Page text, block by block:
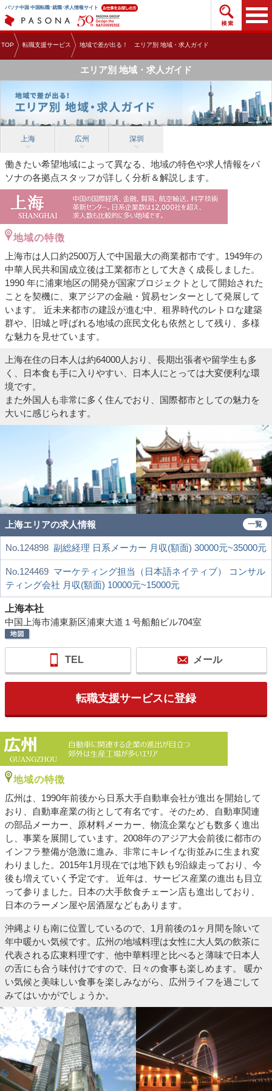
パソナ中国 中国転職･就職･求人情報サイト 求人検
TOP 転職支援サービス 地域で差が出る！ エリア別 地域・求人ガイド
エリア別 地域・求人ガイド
上海 広州 深圳
働きたい希望地域によって異なる、地域の特色や求人情報をパ
ソナの各拠点スタッフが詳しく分析＆解説します。
地域の特徴
上海市は人口約2500万人で中国最大の商業都市です。1949年の
中華人民共和国成立後は工業都市として大きく成長しました。
1990 年に浦東地区の開発が国家プロジェクトとして開始された
ことを契機に、東アジアの金融・貿易センターとして発展して
います。 近未来都市の建設が進む中、租界時代のレトロな建築
群や、旧城と呼ばれる地域の庶民文化も依然として残り、多様
な魅力を見せています。
上海在住の日本人は約64000人おり、長期出張者や留学生も多
く、日本食も手に入りやすい、日本人にとっては大変便利な環
境です。
また外国人も非常に多く住んでおり、国際都市としての魅力を
大いに感じられます。
上海エリアの求人情報 一覧
No.124898 副総経理 日系メーカー 月収(額面) 30000元~35000元
No.124469 マーケティング担当（日本語ネイティブ） コンサル
ティング会社 月収(額面) 10000元~15000元
上海本社
中国上海市浦東新区浦東大道１号船舶ビル704室
TEL メール
転職支援サービスに登録
地域の特徴
広州は、1990年前後から日系大手自動車会社が進出を開始して
おり、自動車産業の街として有名です。そのため、自動車関連
の部品メーカー、原材料メーカー、物流企業なども数多く進出
し、事業を展開しています。2008年のアジア大会前後に都市の
インフラ整備が急激に進み、非常にキレイな街並みに生まれ変
わりました。2015年1月現在では地下鉄も9沿線走っており、今
後も増えていく予定です。 近年は、サービス産業の進出も目立
って参りました。日本の大手飲食チェーン店も進出しており、
日本のラーメン屋や居酒屋などもあります。
沖縄よりも南に位置しているので、1月前後の1ヶ月間を除いて
年中暖かい気候です。広州の地域料理は女性に大人気の飲茶に
代表される広東料理です、他中華料理と比べると薄味で日本人
の舌にも合う味付けですので、日々の食事も楽しめます。 暖か
い気候と美味しい食事を楽しみながら、広州ライフを過ごして
みてはいかがでしょうか。